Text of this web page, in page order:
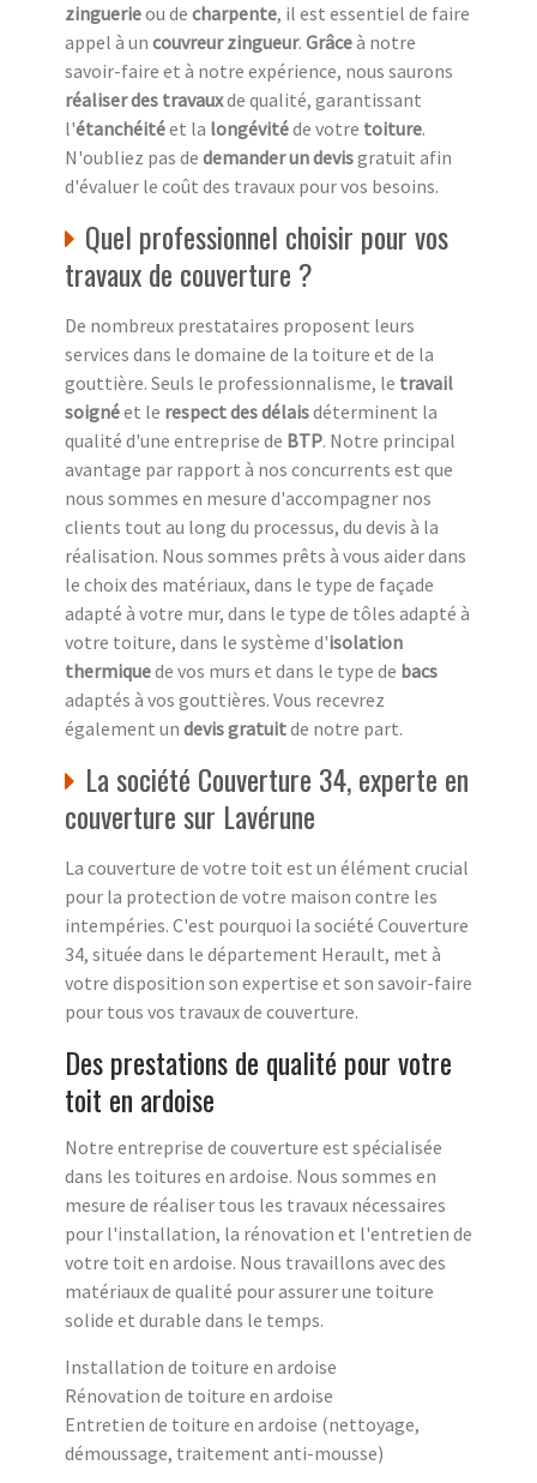
zinguerieou de charpente, il est essentiel de faire
appel à un couvreur zingueur. Grâceà notre
savoir-faire et à notre expérience, nous saurons
réaliser des travauxde qualité, garantissant
l'étanchéitéet la longévitéde votre toiture.
N'oubliez pas de demander un devisgratuit afin
d'évaluer le coût des travaux pour vos besoins.
Quel professionnel choisir pour vos
travaux de couverture ?
De nombreux prestataires proposent leurs
services dans le domaine de la toiture et de la
gouttière. Seuls le professionnalisme, le travail
soignéet le respect des délaisdéterminent la
qualité d'une entreprise de BTP. Notre principal
avantage par rapport à nos concurrents est que
nous sommes en mesure d'accompagner nos
clients tout au long du processus, du devis à la
réalisation. Nous sommes prêts à vous aider dans
le choix des matériaux, dans le type de façade
adapté à votre mur, dans le type de tôles adapté à
votre toiture, dans le système d'isolation
thermiquede vos murs et dans le type de bacs
adaptés à vos gouttières. Vous recevrez
également un devis gratuitde notre part.
La société Couverture 34, experte en
couverture sur Lavérune
La couverture de votre toit est un élément crucial
pour la protection de votre maison contre les
intempéries. C'est pourquoi la société Couverture
34, située dans le département Herault, met à
votre disposition son expertise et son savoir-faire
pour tous vos travaux de couverture.
Des prestations de qualité pour votre
toit en ardoise
Notre entreprise de couverture est spécialisée
dans les toitures en ardoise. Nous sommes en
mesure de réaliser tous les travaux nécessaires
pour l'installation, la rénovation et l'entretien de
votre toit en ardoise. Nous travaillons avec des
matériaux de qualité pour assurer une toiture
solide et durable dans le temps.
Installation de toiture en ardoise
Rénovation de toiture en ardoise
Entretien de toiture en ardoise (nettoyage,
démoussage, traitement anti-mousse)